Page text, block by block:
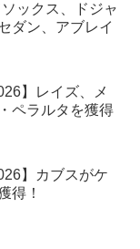
ックス、ドジャ
ダン、アブレイ
】レイズ、メ
ペラルタを獲得
】カブスがケ
得！